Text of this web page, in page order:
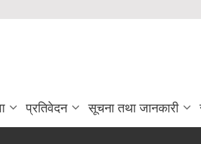
प्रतिवेदन सूचना तथा जानकारी